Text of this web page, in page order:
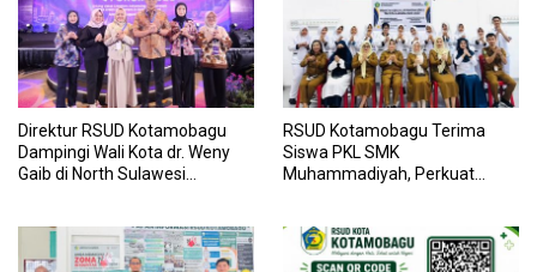
Direktur RSUD Kotamobagu
Dampingi Wali Kota dr. Weny
Gaib di North Sulawesi
RSUD Kotamobagu Terima
Siswa PKL SMK
Muhammadiyah, Perkuat